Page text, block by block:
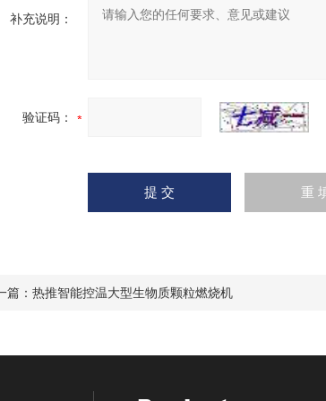
补充说明：
验证码：
篇： 热推智能控温大型生物质颗粒燃烧机